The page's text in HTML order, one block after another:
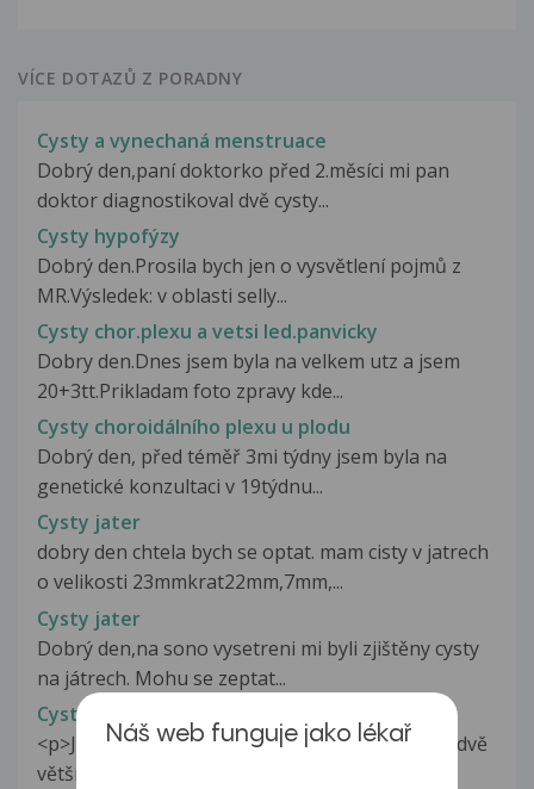
VÍCE DOTAZŮ Z PORADNY
Cysty a vynechaná menstruace
Dobrý den,paní doktorko před 2.měsíci mi pan
doktor diagnostikoval dvě cysty...
Cysty hypofýzy
Dobrý den.Prosila bych jen o vysvětlení pojmů z
MR.Výsledek: v oblasti selly...
Cysty chor.plexu a vetsi led.panvicky
Dobry den.Dnes jsem byla na velkem utz a jsem
20+3tt.Prikladam foto zpravy kde...
Cysty choroidálního plexu u plodu
Dobrý den, před téměř 3mi týdny jsem byla na
genetické konzultaci v 19týdnu...
Cysty jater
dobry den chtela bych se optat. mam cisty v jatrech
o velikosti 23mmkrat22mm,7mm,...
Cysty jater
Dobrý den,na sono vysetreni mi byli zjištěny cysty
na játrech. Mohu se zeptat...
Cysty jater a homeopatie
<p>Jsem moc zvědavý co mi napíšete. Měl jsem dvě
větší cysty v játrech, nasadil...
Náš web funguje jako lékař